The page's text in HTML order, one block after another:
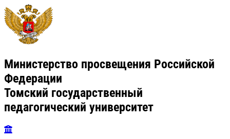
Министерство просвещения Российской
Федерации
Томский государственный
педагогический университет